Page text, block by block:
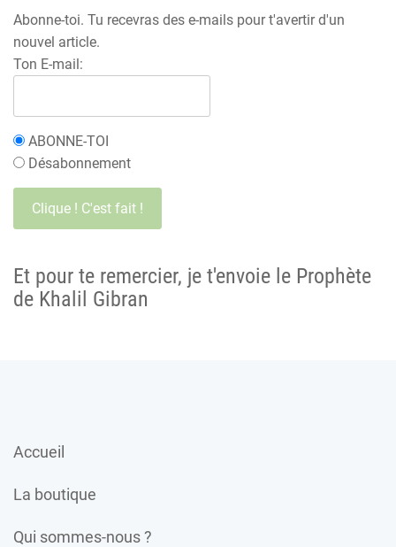
Abonne-toi. Tu recevras des e-mails pour t'avertir d'un
nouvel article.
Ton E-mail:
ABONNE-TOI
Désabonnement
Et pour te remercier, je t'envoie le Prophète
de Khalil Gibran
Accueil
La boutique
Qui sommes-nous ?